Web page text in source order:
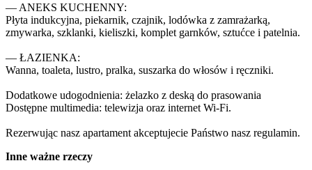
— ANEKS KUCHENNY:
Płyta indukcyjna, piekarnik, czajnik, lodówka z zamrażarką,
zmywarka, szklanki, kieliszki, komplet garnków, sztućce i patelnia.
— ŁAZIENKA:
Wanna, toaleta, lustro, pralka, suszarka do włosów i ręczniki.
Dodatkowe udogodnienia: żelazko z deską do prasowania
Dostępne multimedia: telewizja oraz internet Wi-Fi.
Rezerwując nasz apartament akceptujecie Państwo nasz regulamin.
Inne ważne rzeczy